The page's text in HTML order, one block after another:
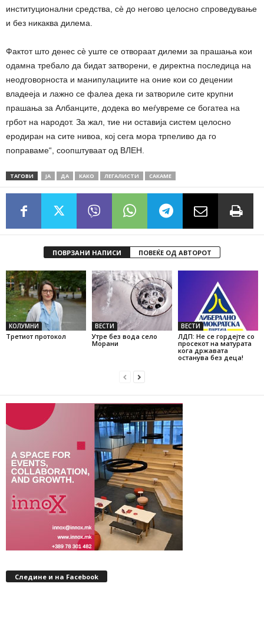
институционални средства, сè до негово целосно спроведување
и без никаква дилема.
Фактот што денес сè уште се отвораат дилеми за прашања кои
одамна требало да бидат затворени, е директна последица на
неодговорноста и манипулациите на оние кои со децении
владееја и лажно се фалеа дека ги затвориле сите крупни
прашања за Албанците, додека во меѓувреме се богатеа на
грбот на народот. За жал, тие ни оставија систем целосно
еродиран на сите нивоа, кој сега мора трпеливо да го
поправаме“, соопштуваат од ВЛЕН.
ТАГОВИ ЈА ДА КАКО ЛЕГАЛИСТИ САКАМЕ
ПОВРЗАНИ НАПИСИ ПОВЕЌЕ ОД АВТОРОТ
KОЛУМНИ
Третиот протокол
ВЕСТИ
Утре без вода село
Морани
ВЕСТИ
ЛДП: Не се гордејте со
просекот на матурата
кога државата
останува без деца!
Следине и на Facebook